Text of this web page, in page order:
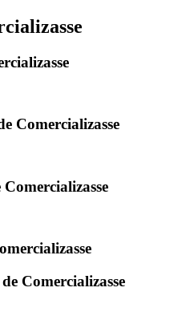
Comercializasse
Comercializasse
de Comercializasse